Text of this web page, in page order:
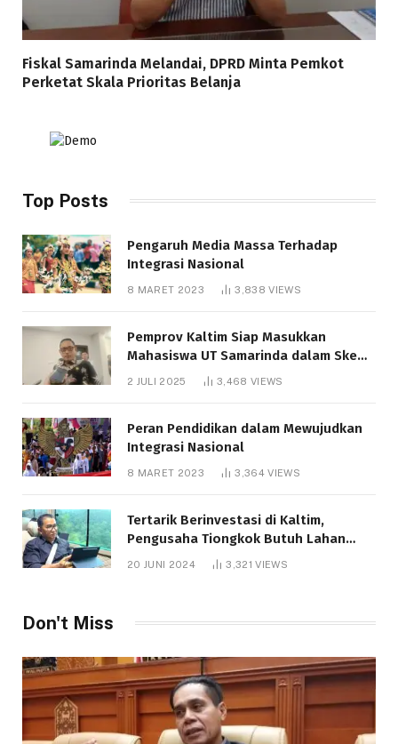
Fiskal Samarinda Melandai, DPRD Minta Pemkot
Perketat Skala Prioritas Belanja
Top Posts
Pengaruh Media Massa Terhadap
Integrasi Nasional
8 MARET 2023 3,838VIEWS
Pemprov Kaltim Siap Masukkan
Mahasiswa UT Samarinda dalam Skema
Bantuan Pendidikan Gratispol
2 JULI 2025 3,468 VIEWS
Peran Pendidikan dalam Mewujudkan
Integrasi Nasional
8 MARET 2023 3,364VIEWS
Tertarik Berinvestasi di Kaltim,
Pengusaha Tiongkok Butuh Lahan
1.000 Hektare
20 JUNI 2024 3,321VIEWS
Don't Miss